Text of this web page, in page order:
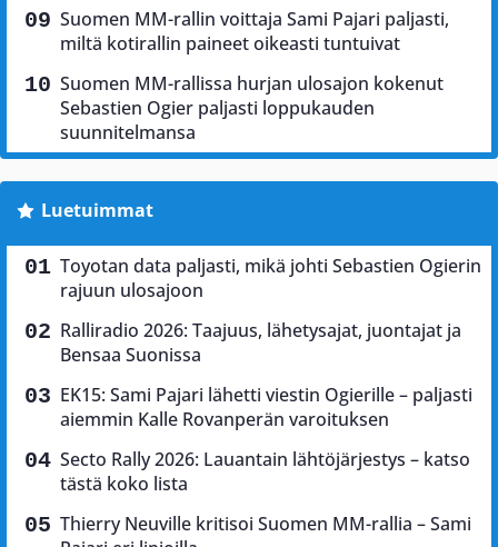
Suomen MM-rallin voittaja Sami Pajari paljasti,
miltä kotirallin paineet oikeasti tuntuivat
Suomen MM-rallissa hurjan ulosajon kokenut
Sebastien Ogier paljasti loppukauden
suunnitelmansa
Luetuimmat
Toyotan data paljasti, mikä johti Sebastien Ogierin
rajuun ulosajoon
Ralliradio 2026: Taajuus, lähetysajat, juontajat ja
Bensaa Suonissa
EK15: Sami Pajari lähetti viestin Ogierille – paljasti
aiemmin Kalle Rovanperän varoituksen
Secto Rally 2026: Lauantain lähtöjärjestys – katso
tästä koko lista
Thierry Neuville kritisoi Suomen MM-rallia – Sami